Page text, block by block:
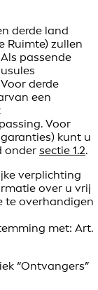
derde land
Ruimte) zullen
passende
derde
een
Voor
kunt u
onder sectie 1.2.
verplichting
over u vrij
te overhandigen
met: Art.
“Ontvangers”